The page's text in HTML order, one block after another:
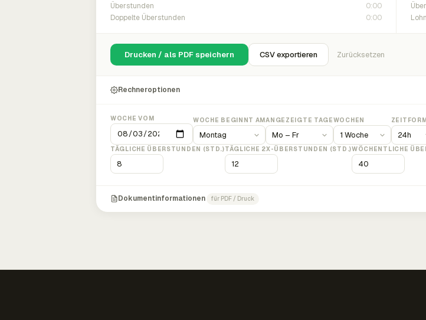
Überstunden 0:00
Doppelte Überstunden 0:00
Drucken / als PDF speichern CSV exportieren Zurücksetzen
Rechneroptionen
WOCHE VOM WOCHE BEGINNT AMANGEZEIGTE TAGEWOCHEN
TÄGLICHE ÜBERSTUNDEN (STD.)TÄGLICHE 2X-ÜBERSTUNDEN (STD.)WÖCHENTLICHE
Dokumentinformationen für PDF / Druck